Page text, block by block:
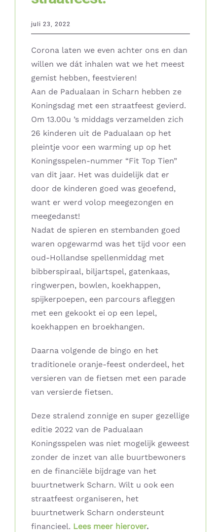
juli 23, 2022
Corona laten we even achter ons en dan
willen we dát inhalen wat we het meest
gemist hebben, feestvieren!
Aan de Padualaan in Scharn hebben ze
Koningsdag met een straatfeest gevierd.
Om 13.00u ’s middags verzamelden zich
26 kinderen uit de Padualaan op het
pleintje voor een warming up op het
Koningsspelen-nummer “Fit Top Tien”
van dit jaar. Het was duidelijk dat er
door de kinderen goed was geoefend,
want er werd volop meegezongen en
meegedanst!
Nadat de spieren en stembanden goed
waren opgewarmd was het tijd voor een
oud-Hollandse spellenmiddag met
bibberspiraal, biljartspel, gatenkaas,
ringwerpen, bowlen, koekhappen,
spijkerpoepen, een parcours afleggen
met een gekookt ei op een lepel,
koekhappen en broekhangen.
Daarna volgende de bingo en het
traditionele oranje-feest onderdeel, het
versieren van de fietsen met een parade
van versierde fietsen.
Deze stralend zonnige en super gezellige
editie 2022 van de Padualaan
Koningsspelen was niet mogelijk geweest
zonder de inzet van alle buurtbewoners
en de financiële bijdrage van het
buurtnetwerk Scharn. Wilt u ook een
straatfeest organiseren, het
buurtnetwerk Scharn ondersteunt
financieel. Lees meer hierover.